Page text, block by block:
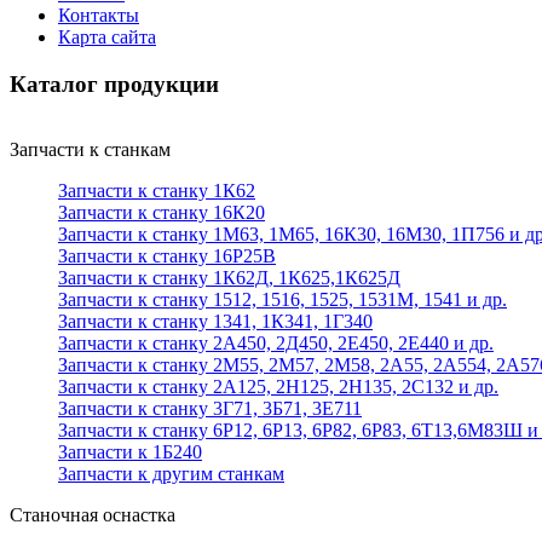
Контакты
Карта сайта
Каталог продукции
Запчасти к станкам
Запчасти к станку 1К62
Запчасти к станку 16К20
Запчасти к станку 1М63, 1М65, 16К30, 16М30, 1П756 и
Запчасти к станку 16Р25В
Запчасти к станку 1К62Д, 1К625,1К625Д
Запчасти к станку 1512, 1516, 1525, 1531М, 1541 и др.
Запчасти к станку 1341, 1К341, 1Г340
Запчасти к станку 2А450, 2Д450, 2Е450, 2Е440 и др.
Запчасти к станку 2М55, 2М57, 2М58, 2А55, 2А554,
Запчасти к станку 2А125, 2Н125, 2Н135, 2С132 и др.
Запчасти к станку 3Г71, 3Б71, 3Е711
Запчасти к станку 6Р12, 6Р13, 6Р82, 6Р83, 6Т13,6М83Ш и
Запчасти к 1Б240
Запчасти к другим станкам
Станочная оснастка